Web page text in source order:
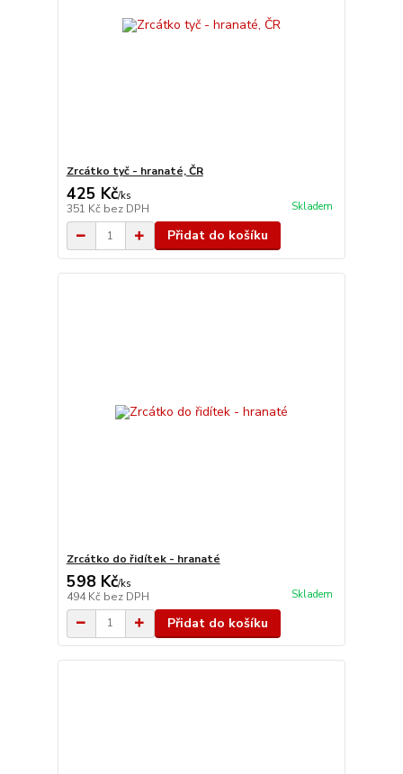
Zrcátko tyč - hranaté, ČR
425 Kč/ks
351 Kč bez DPH Skladem
Přidat do košíku
Zrcátko do řidítek - hranaté
598 Kč/ks
494 Kč bez DPH Skladem
Přidat do košíku